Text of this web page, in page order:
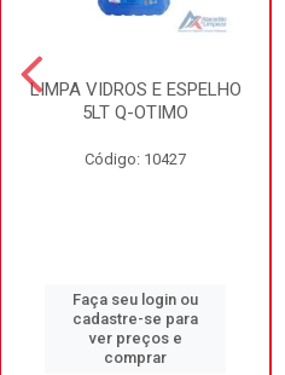
LIMPA VIDROS E ESPELHO
5LT Q-OTIMO
Código: 10427
Faça seu login ou
cadastre-se para
ver preços e
comprar